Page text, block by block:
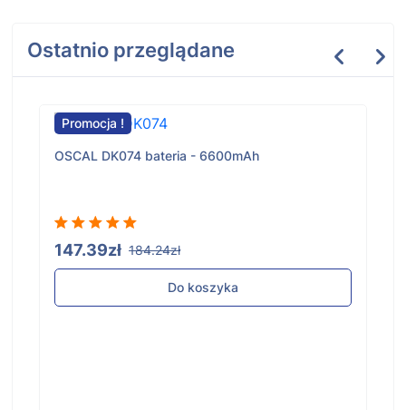
Ostatnio przeglądane
Promocja !
OSCAL DK074 bateria - 6600mAh
147.39zł 184.24zł
Do koszyka